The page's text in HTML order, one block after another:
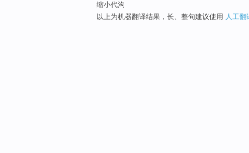
缩小代沟
以上为机器翻译结果，长、整句建议使用 人工翻